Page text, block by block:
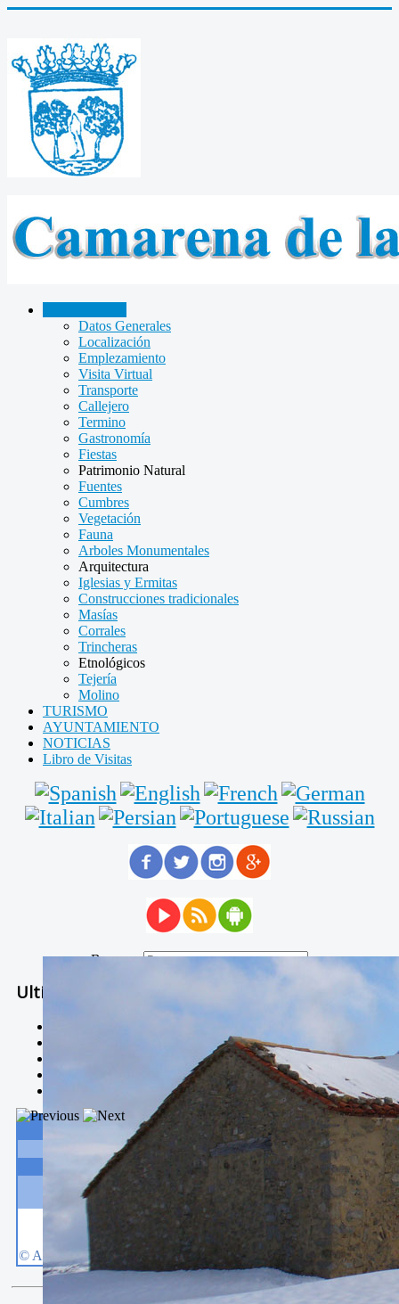
Datos Generales
Localización
Emplezamiento
Visita Virtual
Transporte
Callejero
Termino
Gastronomía
Fiestas
Patrimonio Natural
Fuentes
Cumbres
Vegetación
Fauna
Arboles Monumentales
Arquitectura
Iglesias y Ermitas
Construcciones tradicionales
Masías
Corrales
Trincheras
Etnológicos
Tejería
Molino
TURISMO
AYUNTAMIENTO
NOTICIAS
Libro de Visitas
Buscar...
Ultimas Noticias
La estación de esquí de Javalambre abrirán este sábado
Larga vida a las escuelas